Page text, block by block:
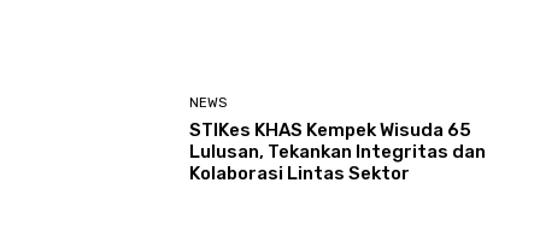
NEWS
STIKes KHAS Kempek Wisuda 65
Lulusan, Tekankan Integritas dan
Kolaborasi Lintas Sektor